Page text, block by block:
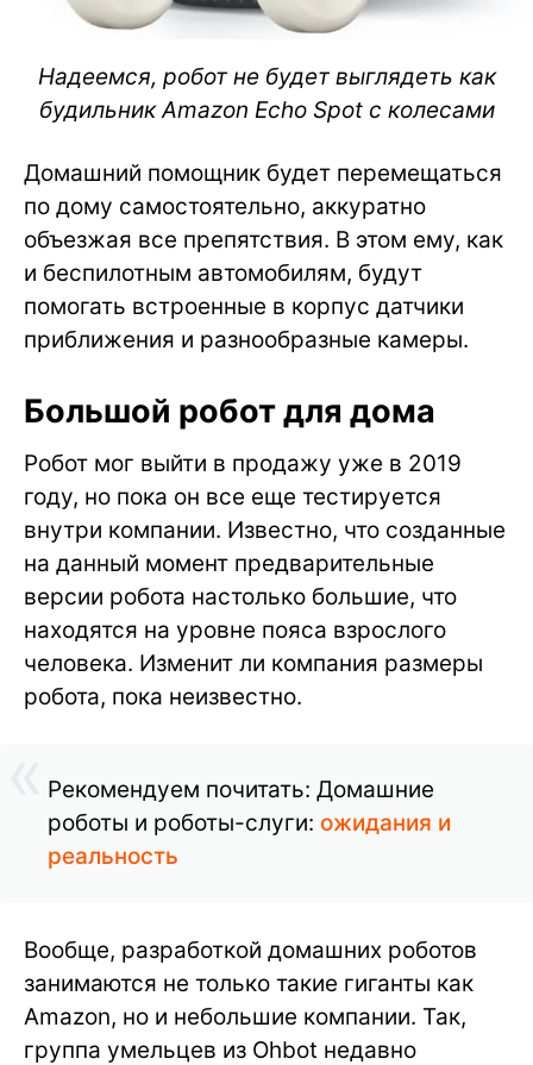
Надеемся, робот не будет выглядеть как
будильник Amazon Echo Spot с колесами
Домашний помощник будет перемещаться
по дому самостоятельно, аккуратно
объезжая все препятствия. В этом ему, как
и беспилотным автомобилям, будут
помогать встроенные в корпус датчики
приближения и разнообразные камеры.
Большой робот для дома
Робот мог выйти в продажу уже в 2019
году, но пока он все еще тестируется
внутри компании. Известно, что созданные
на данный момент предварительные
версии робота настолько большие, что
находятся на уровне пояса взрослого
человека. Изменит ли компания размеры
робота, пока неизвестно.
Рекомендуем почитать: Домашние
роботы и роботы-слуги: ожидания и
реальность
Вообще, разработкой домашних роботов
занимаются не только такие гиганты как
Amazon, но и небольшие компании. Так,
группа умельцев из Ohbot недавно